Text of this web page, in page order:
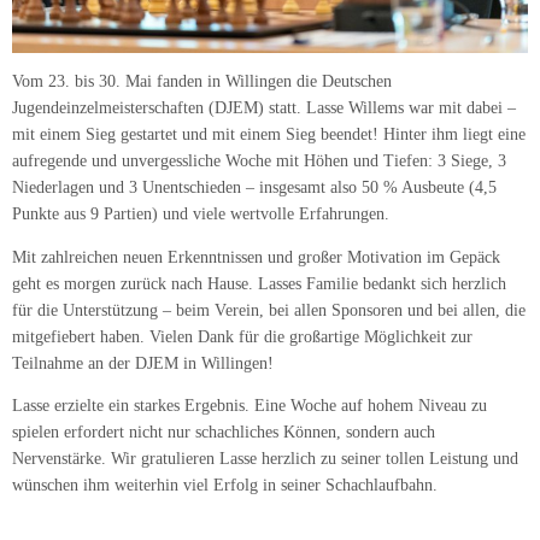
Vom 23. bis 30. Mai fanden in Willingen die Deutschen
Jugendeinzelmeisterschaften (DJEM) statt. Lasse Willems war mit dabei –
mit einem Sieg gestartet und mit einem Sieg beendet! Hinter ihm liegt eine
aufregende und unvergessliche Woche mit Höhen und Tiefen: 3 Siege, 3
Niederlagen und 3 Unentschieden – insgesamt also 50 % Ausbeute (4,5
Punkte aus 9 Partien) und viele wertvolle Erfahrungen.
Mit zahlreichen neuen Erkenntnissen und großer Motivation im Gepäck
geht es morgen zurück nach Hause. Lasses Familie bedankt sich herzlich
für die Unterstützung – beim Verein, bei allen Sponsoren und bei allen, die
mitgefiebert haben. Vielen Dank für die großartige Möglichkeit zur
Teilnahme an der DJEM in Willingen!
Lasse erzielte ein starkes Ergebnis. Eine Woche auf hohem Niveau zu
spielen erfordert nicht nur schachliches Können, sondern auch
Nervenstärke. Wir gratulieren Lasse herzlich zu seiner tollen Leistung und
wünschen ihm weiterhin viel Erfolg in seiner Schachlaufbahn.